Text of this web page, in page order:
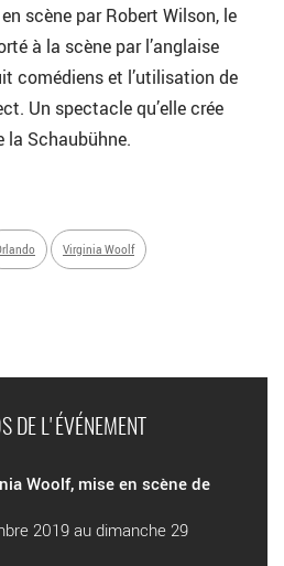
scène par Robert Wilson, le
à la scène par l’anglaise
comédiens et l’utilisation de
Un spectacle qu’elle crée
la Schaubühne.
Virginia Woolf
DE L'ÉVÉNEMENT
Woolf, mise en scène de
2019 au dimanche 29